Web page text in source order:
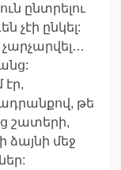
ընտրելու
չէի ընկել:
չարչարվել…
էր,
թե
շատերի,
մեջ